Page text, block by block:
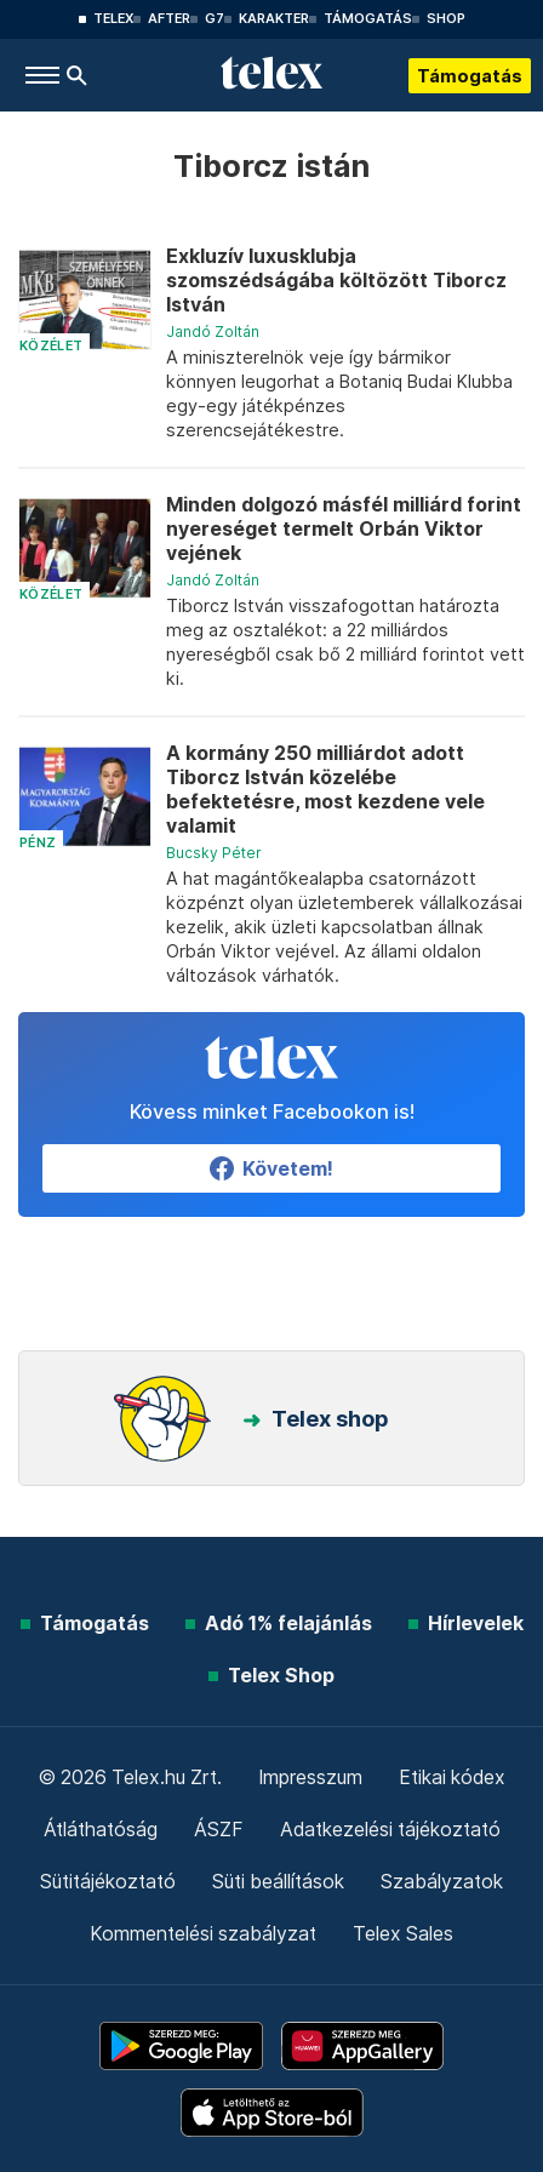
TELEX AFTER G7 KARAKTER TÁMOGATÁS SHOP
Támogatás
Tiborcz istán
KÖZÉLET
Exkluzív luxusklubja
szomszédságába költözött Tiborcz
István
Jandó Zoltán
A miniszterelnök veje így bármikor
könnyen leugorhat a Botaniq Budai Klubba
egy-egy játékpénzes
szerencsejátékestre.
KÖZÉLET
Minden dolgozó másfél milliárd forint
nyereséget termelt Orbán Viktor
vejének
Jandó Zoltán
Tiborcz István visszafogottan határozta
meg az osztalékot: a 22 milliárdos
nyereségből csak bő 2 milliárd forintot vett
ki.
PÉNZ
A kormány 250 milliárdot adott
Tiborcz István közelébe
befektetésre, most kezdene vele
valamit
Bucsky Péter
A hat magántőkealapba csatornázott
közpénzt olyan üzletemberek vállalkozásai
kezelik, akik üzleti kapcsolatban állnak
Orbán Viktor vejével. Az állami oldalon
változások várhatók.
Kövess minket Facebookon is!
Követem!
Telex shop
Támogatás Adó 1% felajánlás Hírlevelek
Telex Shop
© 2026 Telex.hu Zrt. Impresszum Etikai kódex
Átláthatóság ÁSZF Adatkezelési tájékoztató
Sütitájékoztató Süti beállítások Szabályzatok
Kommentelési szabályzat Telex Sales